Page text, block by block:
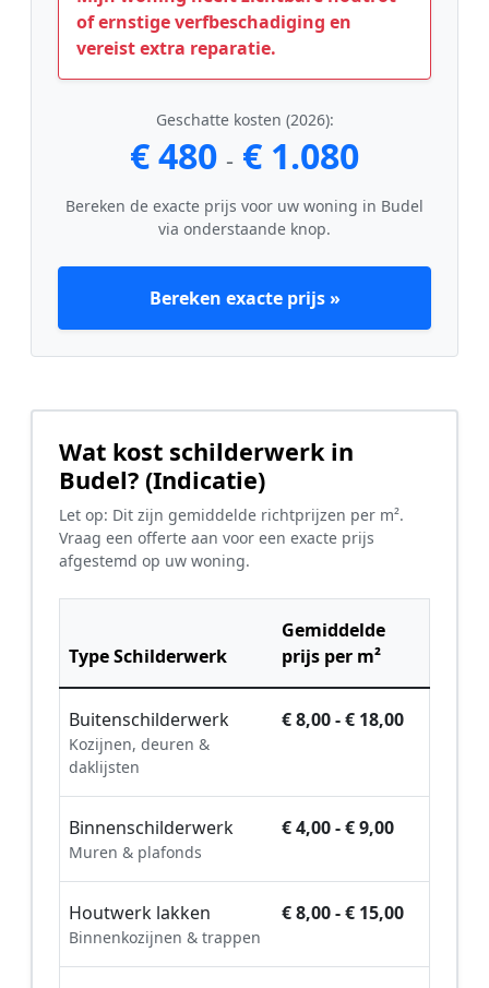
of ernstige verfbeschadiging en
vereist extra reparatie.
Geschatte kosten (2026):
€ 480 - € 1.080
Bereken de exacte prijs voor uw woning in Budel
via onderstaande knop.
Bereken exacte prijs »
Wat kost schilderwerk in
Budel? (Indicatie)
Let op: Dit zijn gemiddelde richtprijzen per m².
Vraag een offerte aan voor een exacte prijs
afgestemd op uw woning.
Type Schilderwerk
Gemiddelde
prijs per m²
Buitenschilderwerk
Kozijnen, deuren &
daklijsten
€ 8,00 - € 18,00
Binnenschilderwerk
Muren & plafonds
€ 4,00 - € 9,00
Houtwerk lakken
Binnenkozijnen & trappen
€ 8,00 - € 15,00